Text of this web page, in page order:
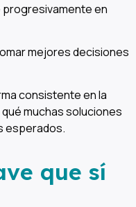
en
mejores decisiones
consistente en la
muchas soluciones
esperados.
que sí